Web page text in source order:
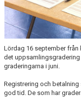
Lördag 16 september från
det
graderingarna i juni.
Registrering och
god tid. De som har